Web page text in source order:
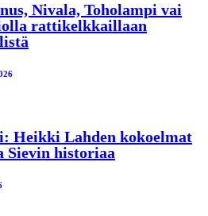
Nivala, Toholampi vai
rattikelkkaillaan
Heikki Lahden kokoelmat
Sievin historiaa